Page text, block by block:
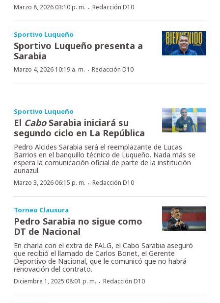
Marzo 8, 2026 03:10 p. m. · Redacción D10
Sportivo Luqueño
Sportivo Luqueño presenta a
Sarabia
Marzo 4, 2026 10:19 a. m. · Redacción D10
Sportivo Luqueño
El CaboSarabia iniciará su
segundo ciclo en La República
Pedro Alcides Sarabia será el reemplazante de Lucas
Barrios en el banquillo técnico de Luqueño. Nada más se
espera la comunicación oficial de parte de la institución
auriazul.
Marzo 3, 2026 06:15 p. m. · Redacción D10
Torneo Clausura
Pedro Sarabia no sigue como
DT de Nacional
En charla con el extra de FALG, el Cabo Sarabia aseguró
que recibió el llamado de Carlos Bonet, el Gerente
Deportivo de Nacional, que le comunicó que no habrá
renovación del contrato.
Diciembre 1, 2025 08:01 p. m. · Redacción D10